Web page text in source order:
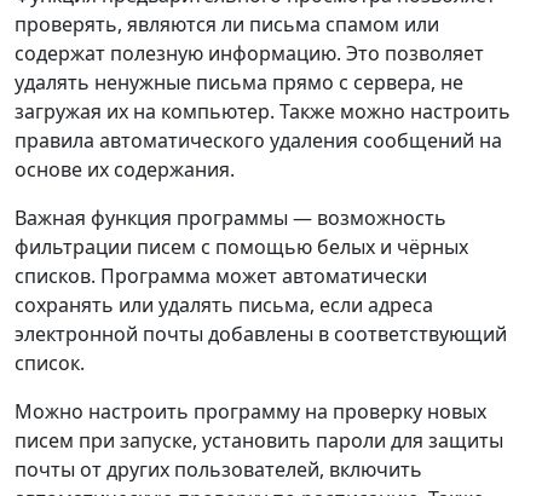
проверять, являются ли письма спамом или
содержат полезную информацию. Это позволяет
удалять ненужные письма прямо с сервера, не
загружая их на компьютер. Также можно настроить
правила автоматического удаления сообщений на
основе их содержания.
Важная функция программы — возможность
фильтрации писем с помощью белых и чёрных
списков. Программа может автоматически
сохранять или удалять письма, если адреса
электронной почты добавлены в соответствующий
список.
Можно настроить программу на проверку новых
писем при запуске, установить пароли для защиты
почты от других пользователей, включить